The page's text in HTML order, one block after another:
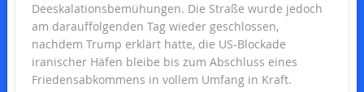
Deeskalationsbemühungen. Die Straße wurde jedoch
am darauffolgenden Tag wieder geschlossen,
nachdem Trump erklärt hatte, die US-Blockade
iranischer Häfen bleibe bis zum Abschluss eines
Friedensabkommens in vollem Umfang in Kraft.